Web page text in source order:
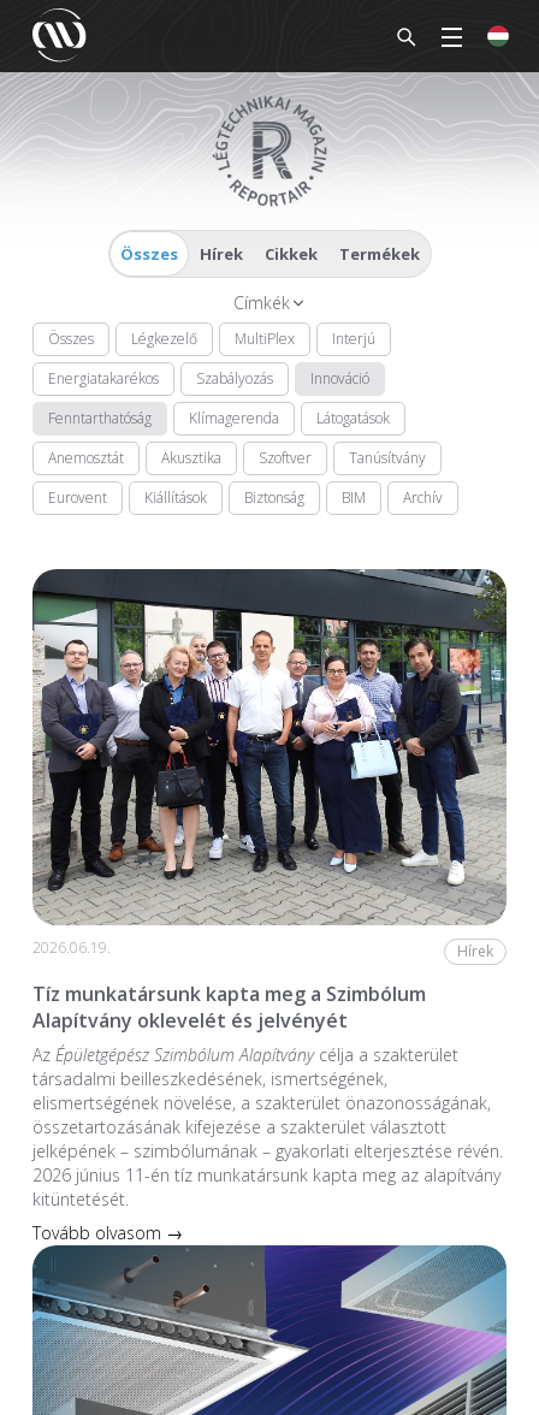
Összes Hírek Cikkek Termékek
Címkék
Összes Légkezelő MultiPlex
Interjú
Energiatakarékos
Szabályozás
Innováció
Fenntarthatóság
Klímagerenda
Látogatások
Anemosztát
Akusztika Szoftver
Tanúsítvány
Eurovent
Kiállítások Biztonság BIM Archív
2026.06.19. Hírek
Tíz munkatársunk kapta meg a Szimbólum
Alapítvány oklevelét és jelvényét
Az Épületgépész Szimbólum Alapítványcélja a szakterület
társadalmi beilleszkedésének, ismertségének,
elismertségének növelése, a szakterület önazonosságának,
összetartozásának kifejezése a szakterület választott
jelképének – szimbólumának – gyakorlati elterjesztése révén.
2026 június 11-én tíz munkatársunk kapta meg az alapítvány
kitüntetését.
Tovább olvasom →